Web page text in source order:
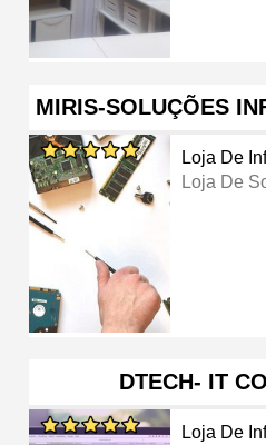
MIRIS-SOLUÇÕES
Loja De
Loja De
DTECH- IT
Loja De